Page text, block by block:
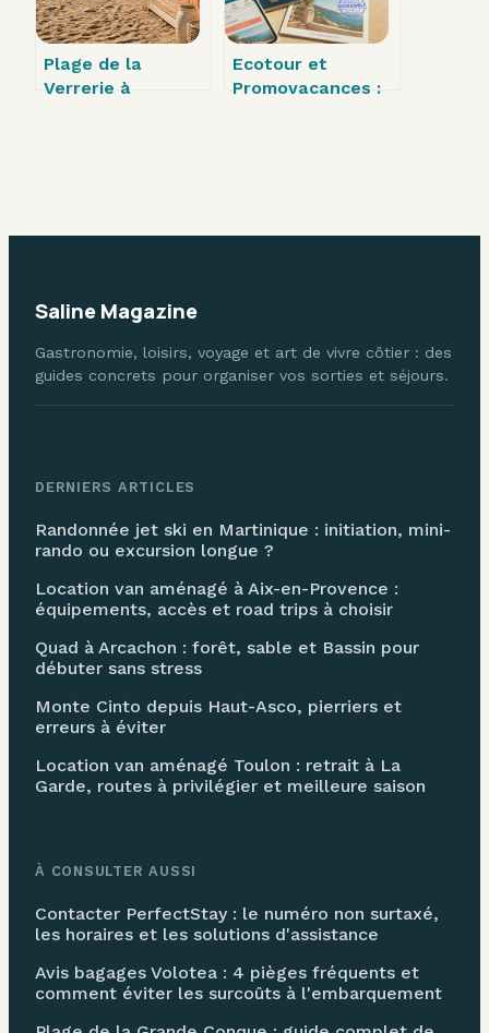
Plage de la
Verrerie à
Ecotour et
Promovacances :
Saline Magazine
Gastronomie, loisirs, voyage et art de vivre côtier : des
guides concrets pour organiser vos sorties et séjours.
DERNIERS ARTICLES
Randonnée jet ski en Martinique : initiation, mini-
rando ou excursion longue ?
Location van aménagé à Aix-en-Provence :
équipements, accès et road trips à choisir
Quad à Arcachon : forêt, sable et Bassin pour
débuter sans stress
Monte Cinto depuis Haut-Asco, pierriers et
erreurs à éviter
Location van aménagé Toulon : retrait à La
Garde, routes à privilégier et meilleure saison
À CONSULTER AUSSI
Contacter PerfectStay : le numéro non surtaxé,
les horaires et les solutions d'assistance
Avis bagages Volotea : 4 pièges fréquents et
comment éviter les surcoûts à l'embarquement